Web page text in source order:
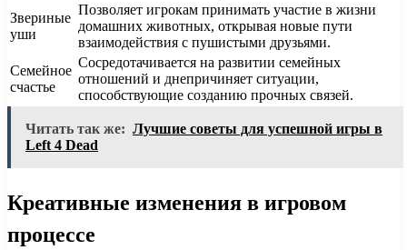
Звериные
уши
Позволяет игрокам принимать участие в жизни
домашних животных, открывая новые пути
взаимодействия с пушистыми друзьями.
Семейное
счастье
Сосредотачивается на развитии семейных
отношений и днепричиняет ситуации,
способствующие созданию прочных связей.
Читать так же: Лучшие советы для успешной игры в
Left 4 Dead
Креативные изменения в игровом
процессе